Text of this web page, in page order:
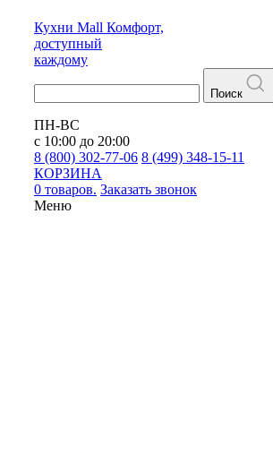
Кухни Mall Комфорт,
доступный
каждому
Поиск
ПН-ВС
с 10:00 до 20:00
8 (800) 302-77-06 8 (499) 348-15-11
КОРЗИНА
0 товаров. Заказать звонок
Меню